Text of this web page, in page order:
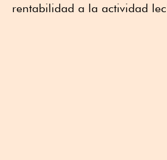
rentabilidad a la actividad